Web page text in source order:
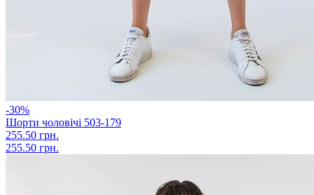
-30%
Шорти чоловічі 503-179
255.50 грн.
255.50 грн.